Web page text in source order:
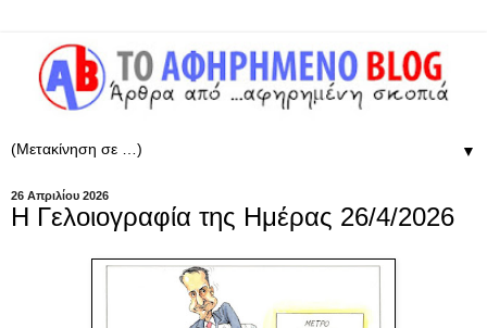
▼
26 Απριλίου 2026
Η Γελοιογραφία της Ημέρας 26/4/2026